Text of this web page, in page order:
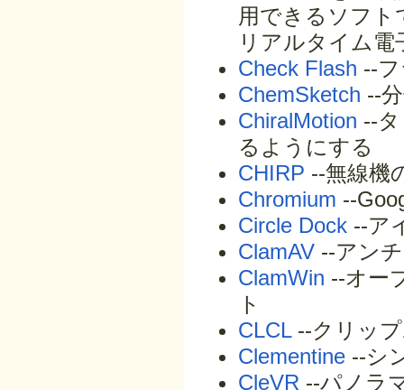
用できるソフト
リアルタイム電
Check Flash --
ChemSketch --
ChiralMotion --
るようにする
CHIRP --無線機
Chromium --
Circle Dock --ア
ClamAV --アン
ClamWin --オー
ト
CLCL--クリップ
Clementine --シ
CleVR --パノラ